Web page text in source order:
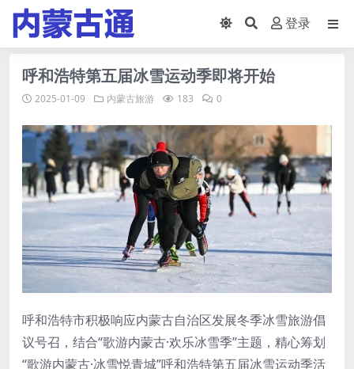
登录
呼和浩特第五届冰雪运动季即将开始
2025-01-09 内蒙古旅游 183 0
呼和浩特市积极响应内蒙古自治区发展冬季冰雪旅游倡
议号召，结合“歌游内蒙古·欢乐冰雪季”主题，精心筹划
“歌游内蒙古·冰雪悦青城”呼和浩特第五届冰雪运动季活